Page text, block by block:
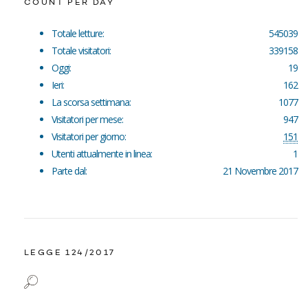
COUNT PER DAY
545039
Totale letture:
339158
Totale visitatori:
19
Oggi:
162
Ieri:
1077
La scorsa settimana:
947
Visitatori per mese:
151
Visitatori per giorno:
1
Utenti attualmente in linea:
21 Novembre 2017
Parte dal:
LEGGE 124/2017